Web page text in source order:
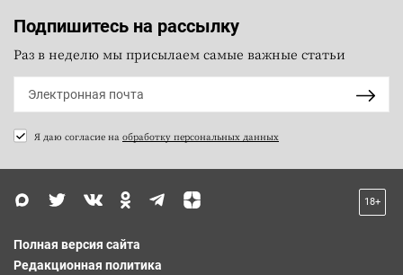
Подпишитесь на рассылку
Раз в неделю мы присылаем самые важные статьи
Я даю согласие на обработку персональных данных
18+
Полная версия сайта
Редакционная политика